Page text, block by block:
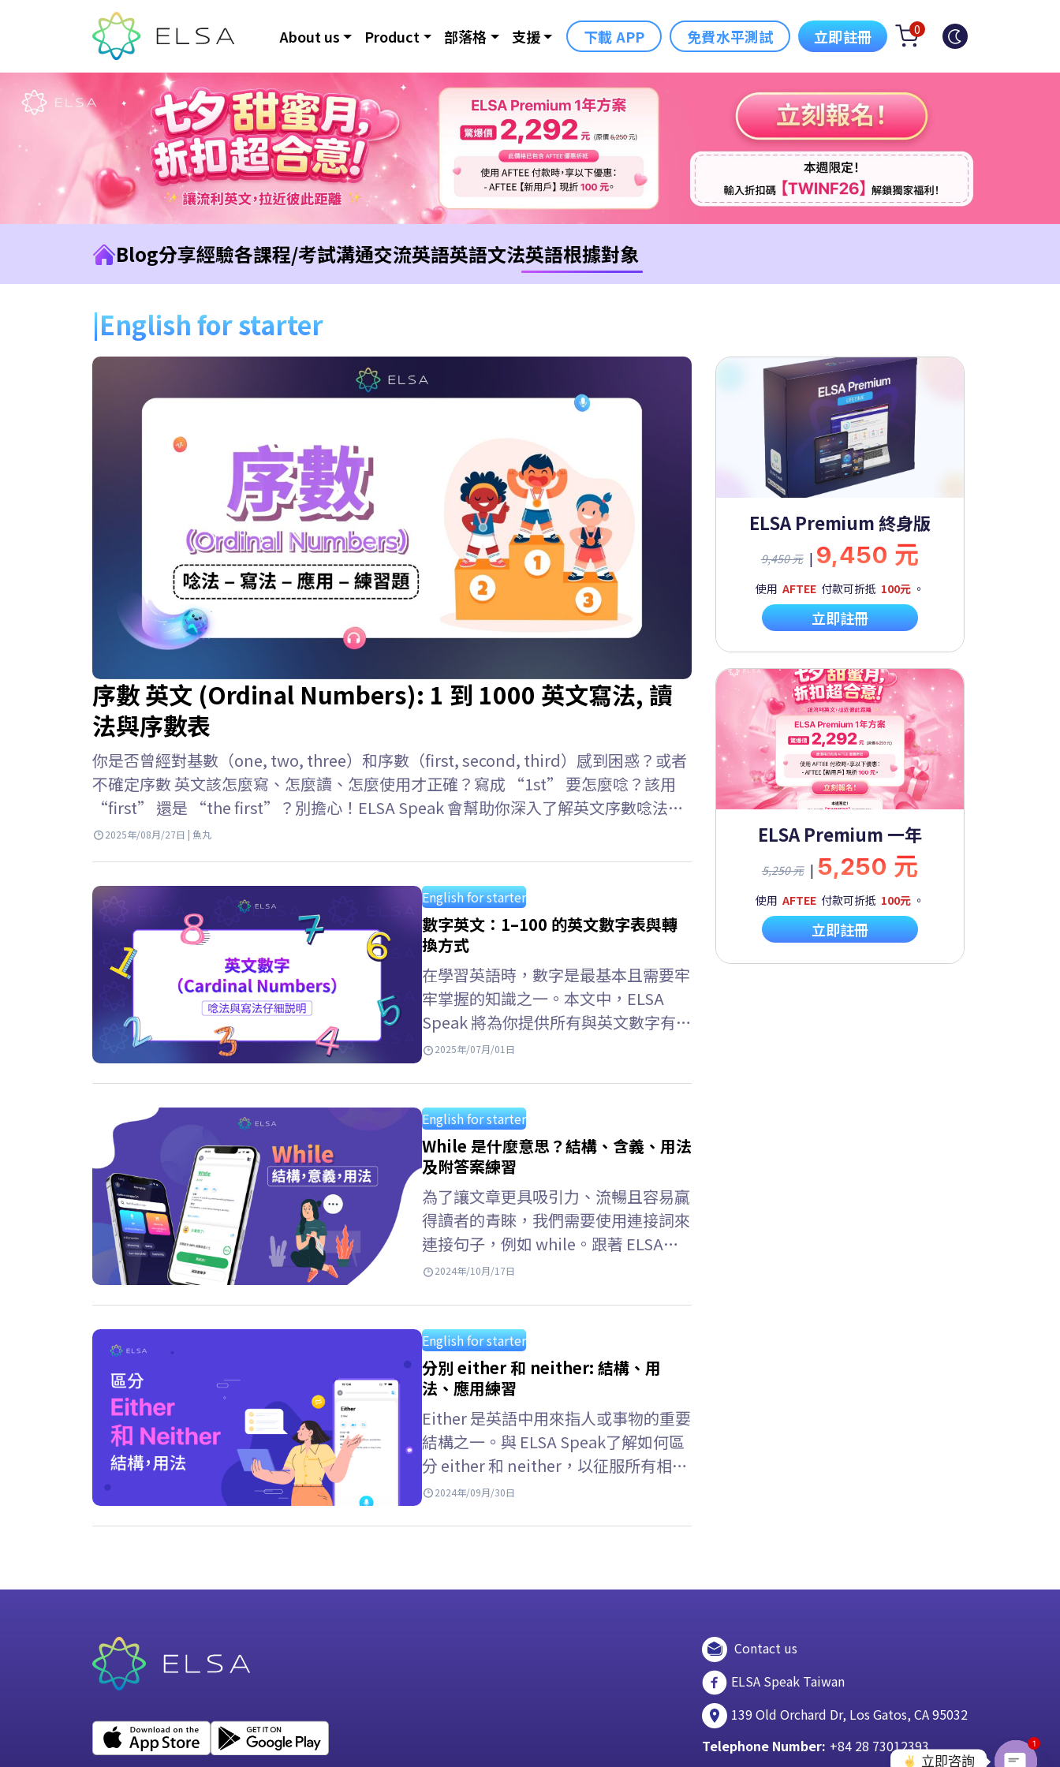
About us Product 部落格 支援 下載 APP 免費水平測試 立即註冊 0
Blog分享經驗各課程/考試溝通交流英語英語文法英語根據對象
English for starter
序數 英文 (Ordinal Numbers): 1 到 1000 英文寫法, 讀
法與序數表
你是否曾經對基數（one, two, three）和序數（first, second, third）感到困惑？或者
不確定序數 英文該怎麼寫、怎麼讀、怎麼使用才正確？寫成 “1st” 要怎麼唸？該用
“first” 還是 “the first”？別擔心！ELSA Speak 會幫助你深入了解英文序數唸法、
寫法與用法，並附上完整對照表與超簡單記憶小技巧。 序數…
2025年/08月/27日 | 魚丸
English for starter
數字英文：1–100 的英文數字表與轉
換方式
在學習英語時，數字是最基本且需要牢
牢掌握的知識之一。本文中，ELSA
Speak 將為你提供所有與英文數字有關
的知識，例如：11英文、12英文或完
字 (Cardinal Numbers) 完整的1-100
英文數字表 數字 英文寫法 1…
2025年/07月/01日
English for starter
While 是什麼意思？結構、含義、用法
及附答案練習
為了讓文章更具吸引力、流暢且容易贏
得讀者的青睞，我們需要使用連接詞來
連接句子，例如 while。跟著 ELSA
Speak 一起來學習 while例句及其相關
2024年/10月/17日
English for starter
分別 either 和 neither: 結構、用
法、應用練習
Either 是英語中用來指人或事物的重要
結構之一。與 ELSA Speak了解如何區
分 either 和 neither，以征服所有相關
練習吧！ Key takeaways Either…
2024年/09月/30日
ELSA Premium 終身版
9,450 元 | 9,450 元
使用 AFTEE 付款可折抵 100元 。
立即註冊
ELSA Premium 一年
5,250 元 | 5,250 元
使用 AFTEE 付款可折抵 100元 。
立即註冊
Contact us
ELSA Speak Taiwan
139 Old Orchard Dr, Los Gatos, CA 95032
Telephone Number: +84 28 73012393
立即咨詢
1